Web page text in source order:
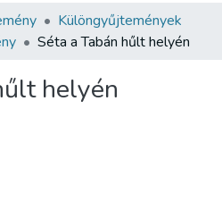
Különgyűjtemények
Séta a Tabán hűlt helyén
helyén